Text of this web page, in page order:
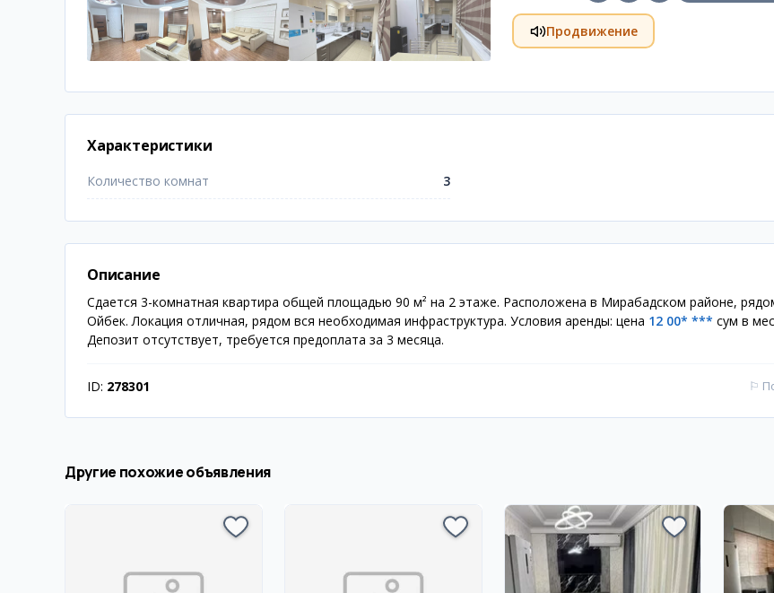
Продвижение
Характеристики
Количество комнат 3
Описание
Сдается 3-комнатная квартира общей площадью 90 м² на 2 этаже. Расположена в Мирабадском районе,
Ойбек. Локация отличная, рядом вся необходимая инфраструктура. Условия аренды: цена 12 00* *** сум в
Депозит отсутствует, требуется предоплата за 3 месяца.
ID: 278301 ⚐
Другие похожие объявления